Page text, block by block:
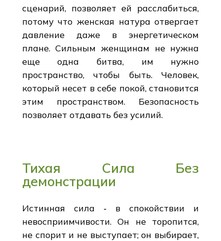
сценарий, позволяет ей расслабиться,
потому что женская натура отвергает
давление даже в энергетическом
плане. Сильным женщинам не нужна
еще одна битва, им нужно
пространство, чтобы быть. Человек,
который несет в себе покой, становится
этим пространством. Безопасность
позволяет отдавать без усилий.
Тихая Сила Без
демонстрации
Истинная сила ‑ в спокойствии и
невосприимчивости. Он не торопится,
не спорит и не выступает; он выбирает,